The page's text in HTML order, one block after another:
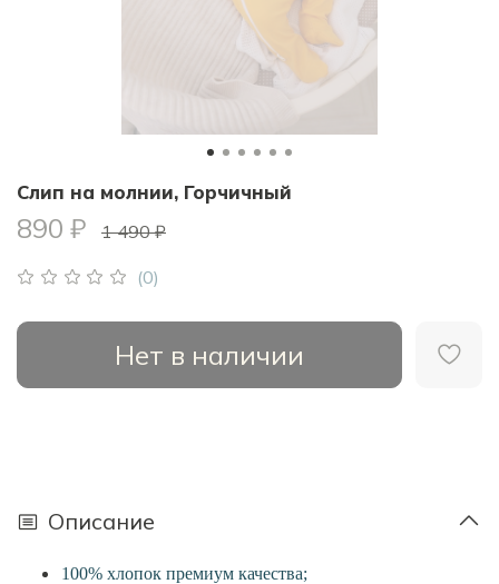
(0)
Слип на молнии, Горчичный
890 ₽ 1 490 ₽
Нет в наличии
Описание
100% хлопок премиум качества;